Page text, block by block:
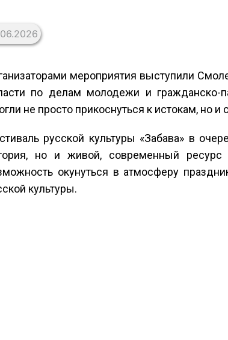
мероприятия выступили
по делам молодежи и гражданско-
не просто прикоснуться к истокам, но
русской культуры «Забава» в
но и живой, современный
окунуться в атмосферу
культуры.